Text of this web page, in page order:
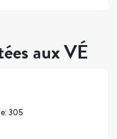
aux VÉ
305